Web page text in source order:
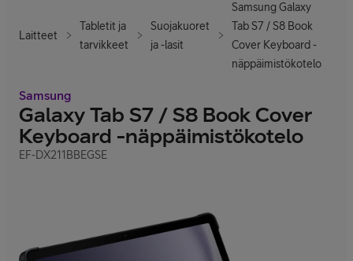
Laitteet
Tabletit ja
tarvikkeet
Suojakuoret
ja -lasit
Samsung Galaxy
Tab S7 / S8 Book
Cover Keyboard -
näppäimistökotelo
Samsung
Galaxy Tab S7 / S8 Book Cover
Keyboard -näppäimistökotelo
EF-DX211BBEGSE